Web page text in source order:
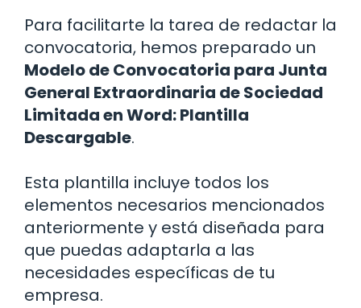
Para facilitarte la tarea de redactar la
convocatoria, hemos preparado un
Modelo de Convocatoria para Junta
General Extraordinaria de Sociedad
Limitada en Word: Plantilla
Descargable.
Esta plantilla incluye todos los
elementos necesarios mencionados
anteriormente y está diseñada para
que puedas adaptarla a las
necesidades específicas de tu
empresa.